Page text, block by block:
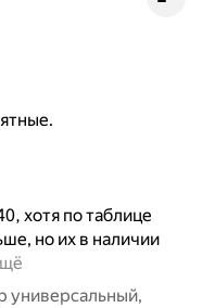
хотя по таблице
но их в наличии
универсальный,